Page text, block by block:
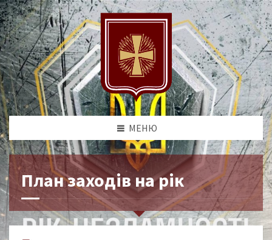
МЕНЮ
План заходів на рік